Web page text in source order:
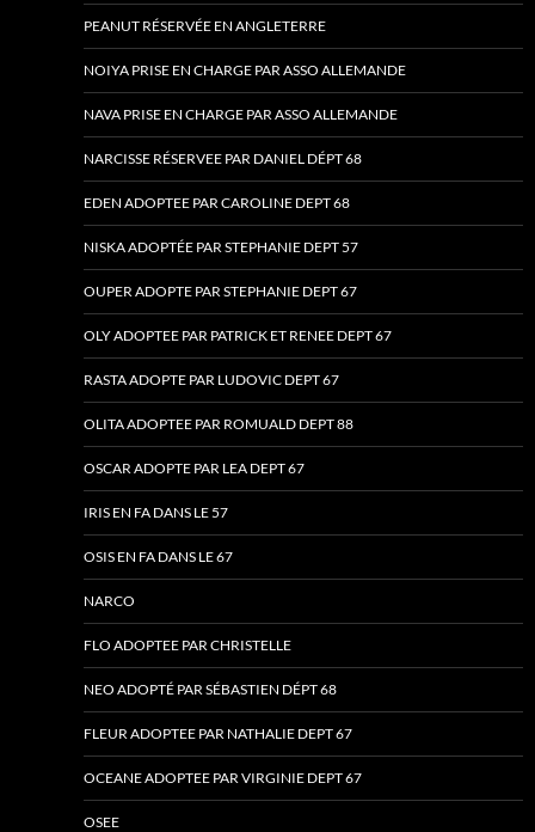
PEANUT RÉSERVÉE EN ANGLETERRE
NOIYA PRISE EN CHARGE PAR ASSO ALLEMANDE
NAVA PRISE EN CHARGE PAR ASSO ALLEMANDE
NARCISSE RÉSERVEE PAR DANIEL DÉPT 68
EDEN ADOPTEE PAR CAROLINE DEPT 68
NISKA ADOPTÉE PAR STEPHANIE DEPT 57
OUPER ADOPTE PAR STEPHANIE DEPT 67
OLY ADOPTEE PAR PATRICK ET RENEE DEPT 67
RASTA ADOPTE PAR LUDOVIC DEPT 67
OLITA ADOPTEE PAR ROMUALD DEPT 88
OSCAR ADOPTE PAR LEA DEPT 67
IRIS EN FA DANS LE 57
OSIS EN FA DANS LE 67
NARCO
FLO ADOPTEE PAR CHRISTELLE
NEO ADOPTÉ PAR SÉBASTIEN DÉPT 68
FLEUR ADOPTEE PAR NATHALIE DEPT 67
OCEANE ADOPTEE PAR VIRGINIE DEPT 67
OSEE